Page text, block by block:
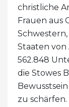
christliche
Frauen aus
Staaten von
562.848
die Stowes
zu